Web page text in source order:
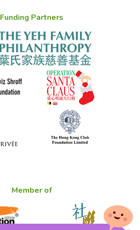
Funding Partners
Member of